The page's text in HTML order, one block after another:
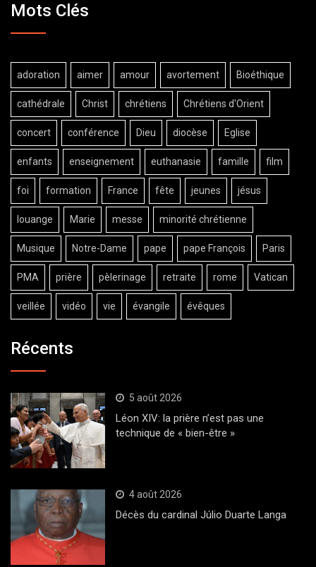
Mots Clés
adoration aimer amour avortement Bioéthique
cathédrale Christ chrétiens Chrétiens d'Orient
concert conférence Dieu diocèse Eglise
enfants enseignement euthanasie famille film
foi formation France fête jeunes jésus
louange Marie messe minorité chrétienne
Musique Notre-Dame pape pape François Paris
PMA prière pèlerinage retraite rome Vatican
veillée vidéo vie évangile évêques
Récents
5 août 2026
Léon XIV: la prière n’est pas une
technique de « bien-être »
4 août 2026
Décès du cardinal Júlio Duarte Langa